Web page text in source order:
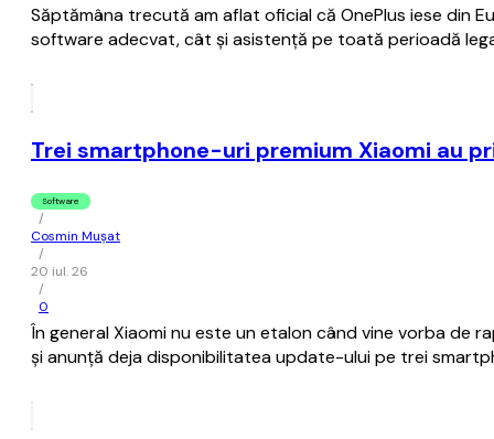
Săptămâna trecută am aflat oficial că OnePlus iese din
software adecvat, cât şi asistenţă pe toată perioadă
Trei smartphone-uri premium Xiaomi au
Software
/
Cosmin Mușat
/
20 iul. 26
/
0
În general Xiaomi nu este un etalon când vine vorba de
şi anunţă deja disponibilitatea update-ului pe trei